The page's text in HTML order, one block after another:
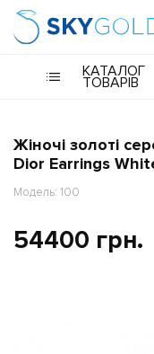
КАТАЛОГ
ТОВАРІВ
Жіночі золоті
Dior Earrings
Модель: 100
54400 грн.